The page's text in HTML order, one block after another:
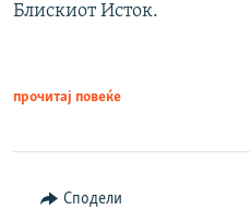
Блискиот Исток.
прочитај повеќе
Сподели